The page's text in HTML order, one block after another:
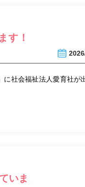
す！
社会福祉法人愛育社が
いま